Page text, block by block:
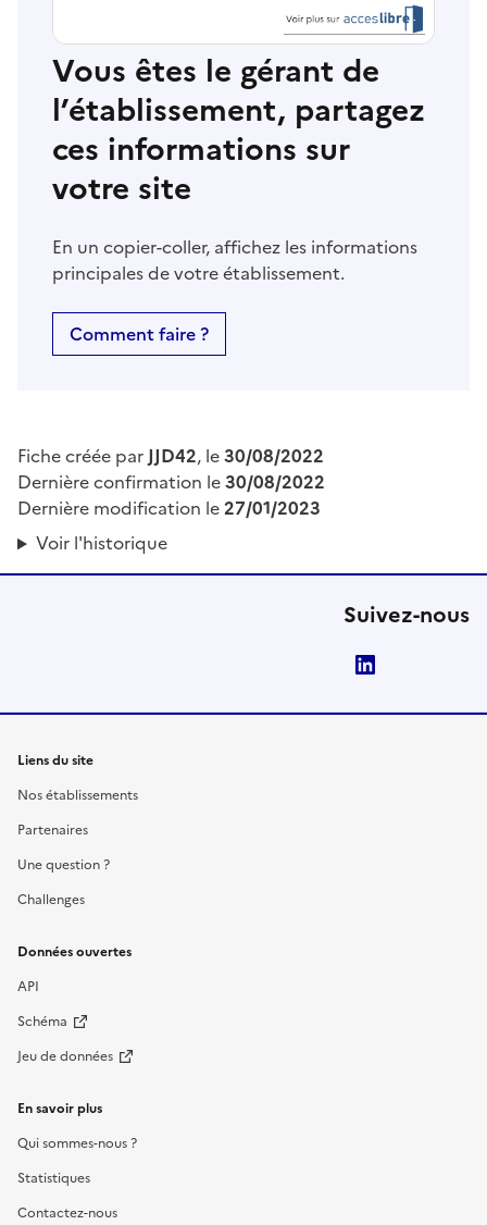
Vous êtes le gérant de
l’établissement, partagez
ces informations sur
votre site
En un copier-coller, affichez les informations
principales de votre établissement.
Comment faire ?
Fiche créée par JJD42, le30/08/2022
Dernière confirmation le30/08/2022
Dernière modification le27/01/2023
Voir l'historique
Suivez-nous
Liens du site
Nos établissements
Partenaires
Une question ?
Challenges
Données ouvertes
API
Schéma
Jeu de données
En savoir plus
Qui sommes-nous ?
Statistiques
Contactez-nous